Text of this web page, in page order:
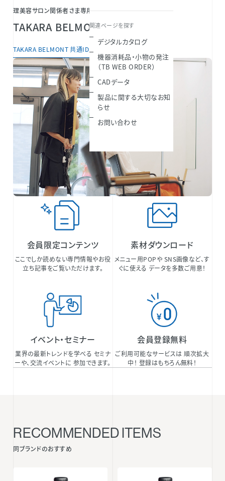
関連ページを探す
デジタルカタログ
機器消耗品・小物の発注
（TB WEB ORDER）
CADデータ
製品に関する大切なお知
らせ
お問い合わせ
理美容サロン関係者さま専用会員サービス
TAKARA BELMONT共通IDとは？
TAKARA BELMONT 共通IDについて
会員限定コンテンツ
ここでしか読めない専門情報やお役
立ち記事をご覧いただけます。
素材ダウンロード
メニュー用POPや SNS画像など、す
ぐに使える データを多数ご用意！
イベント・セミナー
業界の最新トレンドを学べる セミナ
ーや、交流イベントに 参加できます。
会員登録無料
ご利用可能なサービスは 順次拡大
中！ 登録はもちろん無料！
RECOMMENDED ITEMS
同ブランドのおすすめ